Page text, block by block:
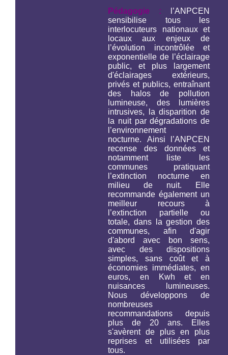
Pédagogie :
l’ANPCEN
sensibilise tous les
interlocuteurs nationaux et
locaux aux enjeux de
l’évolution incontrôlée et
exponentielle de l’éclairage
public, et plus largement
d'éclairages extérieurs,
privés et publics, entraînant
des halos de pollution
lumineuse, des lumières
intrusives, la disparition de
la nuit par dégradations de
l’environnement
nocturne. Ainsi l’ANPCEN
recense des données et
notamment liste les
communes pratiquant
l’extinction nocturne en
milieu de nuit. Elle
recommande également un
meilleur recours à
l’extinction partielle ou
totale, dans la gestion des
communes, afin d'agir
d'abord avec bon sens,
avec des dispositions
simples, sans coût et à
économies immédiates, en
euros, en Kwh et en
nuisances lumineuses.
Nous développons de
nombreuses
recommandations depuis
plus de 20 ans. Elles
s'avèrent de plus en plus
reprises et utilisées par
tous.